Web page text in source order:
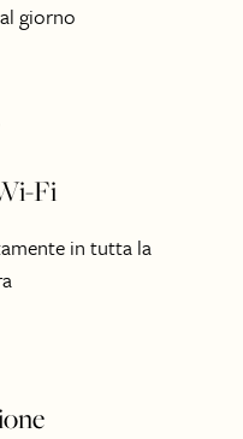
giorno
Fi
in tutta la